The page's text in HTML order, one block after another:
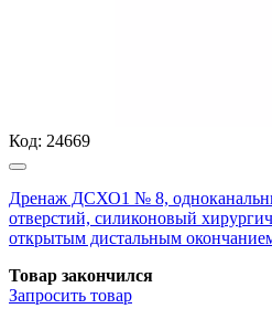
Код: 24669
Дренаж ДСХО1 № 8,
отверстий, силиконовый
открытым дистальным
Товар закончился
Запросить товар